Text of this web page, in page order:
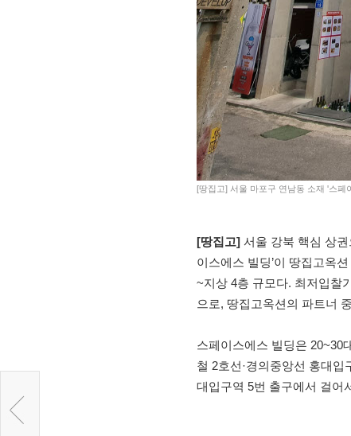
[땅집고] 서울 마포구 연남동 소재 '스페
[땅집고] 서울 강북 핵심 상
이스에스 빌딩’이 땅집고옥
~지상 4층 규모다. 최저입찰
으로, 땅집고옥션의 파트너
스페이스에스 빌딩은 20~30
철 2호선·경의중앙선 홍대
대입구역 5번 출구에서 걸어